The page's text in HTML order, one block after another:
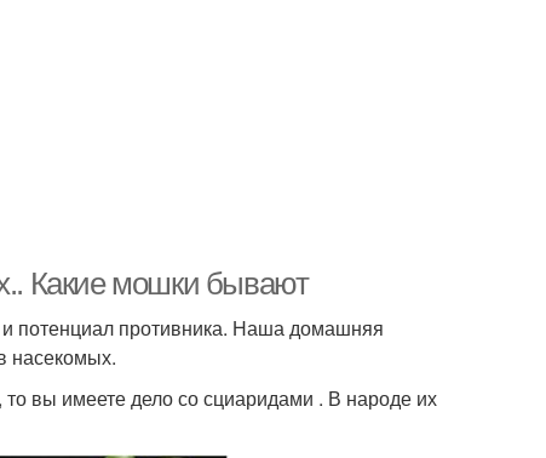
Какие мошки бывают
потенциал противника. Наша домашняя
насекомых.
вы имеете дело со сциаридами . В народе их